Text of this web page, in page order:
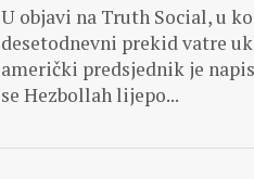
U objavi na Truth Social, u
desetodnevni prekid vatre
američki predsjednik je
se Hezbollah lijepo...